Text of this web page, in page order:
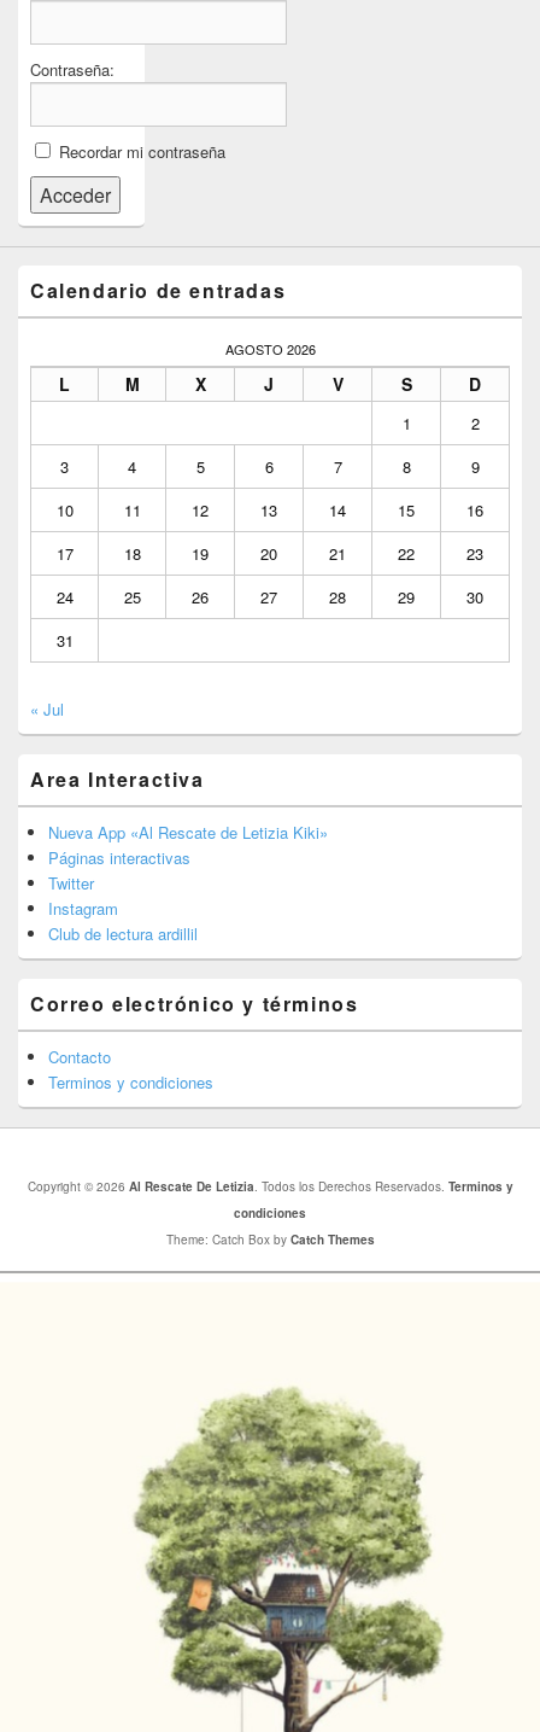
Contraseña:
Recordar mi contraseña
Acceder
Calendario de entradas
AGOSTO 2026
L M X J V S D
1
2
3
4 5 6 7 8
9
10
11 12 13 14 15
16
17
18 19 20 21 22
23
24
25 26 27 28 29
30
31
« Jul
Area Interactiva
Nueva App «Al Rescate de Letizia Kiki»
Páginas interactivas
Twitter
Instagram
Club de lectura ardillil
Correo electrónico y términos
Contacto
Terminos y condiciones
Copyright © 2026 Al Rescate De Letizia . Todos los Derechos Reservados. Terminos y
condiciones
Theme: Catch Box by Catch Themes